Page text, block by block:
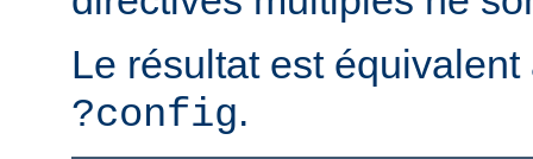
Le résultat est
?config.